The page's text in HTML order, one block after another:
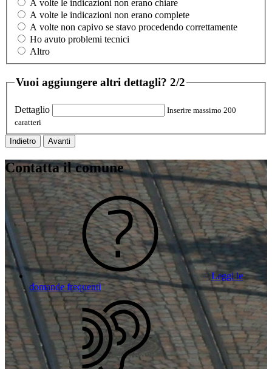
A volte le indicazioni non erano chiare
A volte le indicazioni non erano complete
A volte non capivo se stavo procedendo correttamente
Ho avuto problemi tecnici
Altro
Vuoi aggiungere altri dettagli? 2/2
Dettaglio
Inserire massimo 200
caratteri
Indietro Avanti
Contatta il comune
Leggi le
domande frequenti